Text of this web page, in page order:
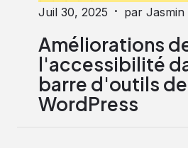
Juil 30, 2025 · par
Améliorations
l'accessibilité
barre d'outils de
WordPress